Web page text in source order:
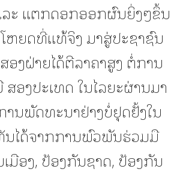
ະ ແຕກດອກອອກຜົນຍິ່ງໆຂຶ້ນ
ຫຍດທີ່ແທ້ຈິງ ມາສູ່ປະຊາຊົນ
ອງຝ່າຍໄດ້ຕີລາຄາສູງ ຕໍ່ການ
ອງປະເທດ ໃນໄລຍະຜ່ານມາ
ນພັດທະນາຢ່າງບໍ່ຢຸດຢັ້ງໃນ
ນໄດ້ຈາກການພົວພັນຮ່ວມມື
ມືອງ, ປ້ອງກັນຊາດ, ປ້ອງກັນ